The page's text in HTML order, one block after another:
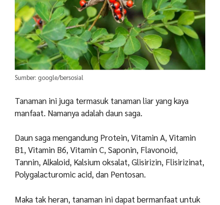
Sumber: google/bersosial
Tanaman ini juga termasuk tanaman liar yang kaya
manfaat. Namanya adalah daun saga.
Daun saga mengandung Protein, Vitamin A, Vitamin
B1, Vitamin B6, Vitamin C, Saponin, Flavonoid,
Tannin, Alkaloid, Kalsium oksalat, Glisirizin, Flisirizinat,
Polygalacturomic acid, dan Pentosan.
Maka tak heran, tanaman ini dapat bermanfaat untuk